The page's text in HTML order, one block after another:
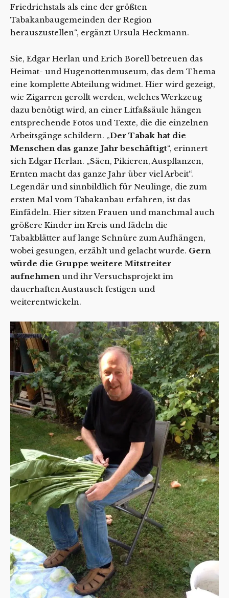
Friedrichstals als eine der größten
Tabakanbaugemeinden der Region
herauszustellen“, ergänzt Ursula Heckmann.
Sie, Edgar Herlan und Erich Borell betreuen das
Heimat- und Hugenottenmuseum, das dem Thema
eine komplette Abteilung widmet. Hier wird gezeigt,
wie Zigarren gerollt werden, welches Werkzeug
dazu benötigt wird, an einer Litfaßsäule hängen
entsprechende Fotos und Texte, die die einzelnen
Arbeitsgänge schildern. „Der Tabak hat die
Menschen das ganze Jahr beschäftigt“, erinnert
sich Edgar Herlan. „Säen, Pikieren, Auspflanzen,
Ernten macht das ganze Jahr über viel Arbeit“.
Legendär und sinnbildlich für Neulinge, die zum
ersten Mal vom Tabakanbau erfahren, ist das
Einfädeln. Hier sitzen Frauen und manchmal auch
größere Kinder im Kreis und fädeln die
Tabakblätter auf lange Schnüre zum Aufhängen,
wobei gesungen, erzählt und gelacht wurde. Gern
würde die Gruppe weitere Mitstreiter
aufnehmenund ihr Versuchsprojekt im
dauerhaften Austausch festigen und
weiterentwickeln.